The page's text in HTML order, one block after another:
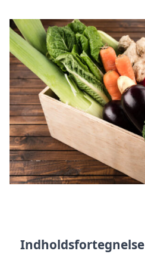
Indholdsfortegnelse